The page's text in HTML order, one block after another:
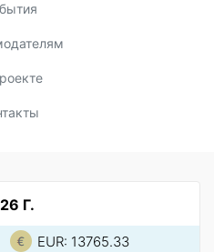
Г.
EUR: 13765.33